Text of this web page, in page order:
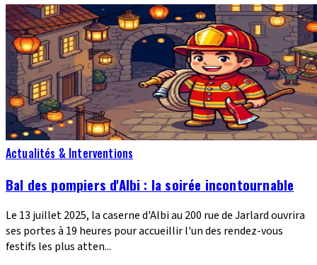
Actualités & Interventions
Bal des pompiers d'Albi : la soirée incontournable
Le 13 juillet 2025, la caserne d'Albi au 200 rue de Jarlard ouvrira
ses portes à 19 heures pour accueillir l'un des rendez-vous
festifs les plus atten...